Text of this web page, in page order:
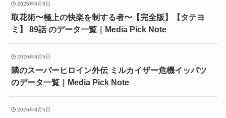
2026年8月5日
取花術〜極上の快楽を制する者〜【完全版】【タテヨ
ミ】 89話 のデータ一覧｜Media Pick Note
2026年8月5日
隣のスーパーヒロイン外伝 ミルカイザー危機イッパツ
のデータ一覧｜Media Pick Note
2026年8月5日